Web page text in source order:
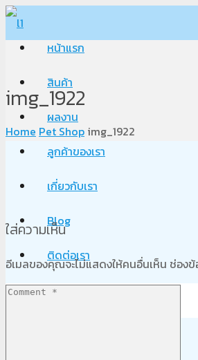
หน้าแรก
สินค้า
ผลงาน
ลูกค้าของเรา
เกี่ยวกับเรา
Blog
ติดต่อเรา
img_1922
Home Pet Shop img_1922
ใส่ความเห็น
อีเมลของคุณจะไม่แสดงให้คนอื่นเห็น ช่อง